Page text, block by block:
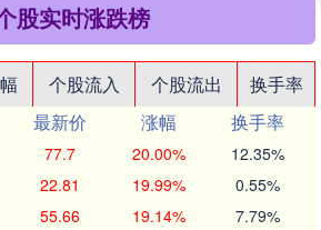
股实时涨跌榜
个股流入 个股流出
换手率
最新价 涨幅
换手率
77.7 20.00% 12.35%
22.81 19.99% 0.55%
55.66 19.14% 7.79%